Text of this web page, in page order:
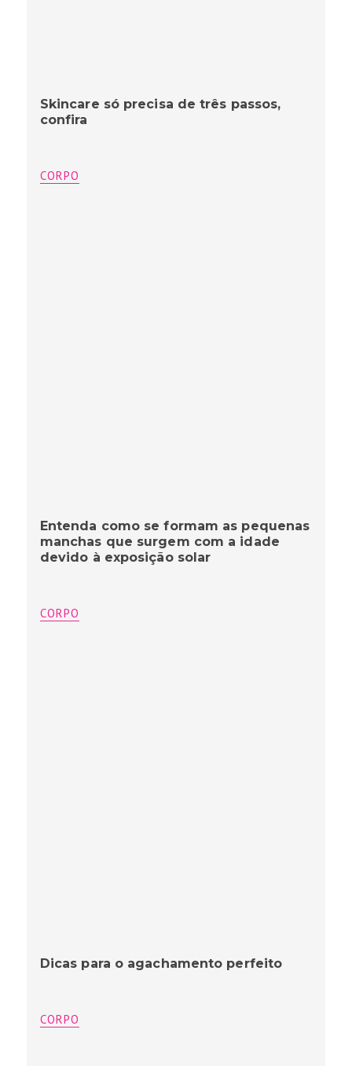
Skincare só precisa de três passos,
confira
CORPO
Entenda como se formam as pequenas
manchas que surgem com a idade
devido à exposição solar
CORPO
Dicas para o agachamento perfeito
CORPO